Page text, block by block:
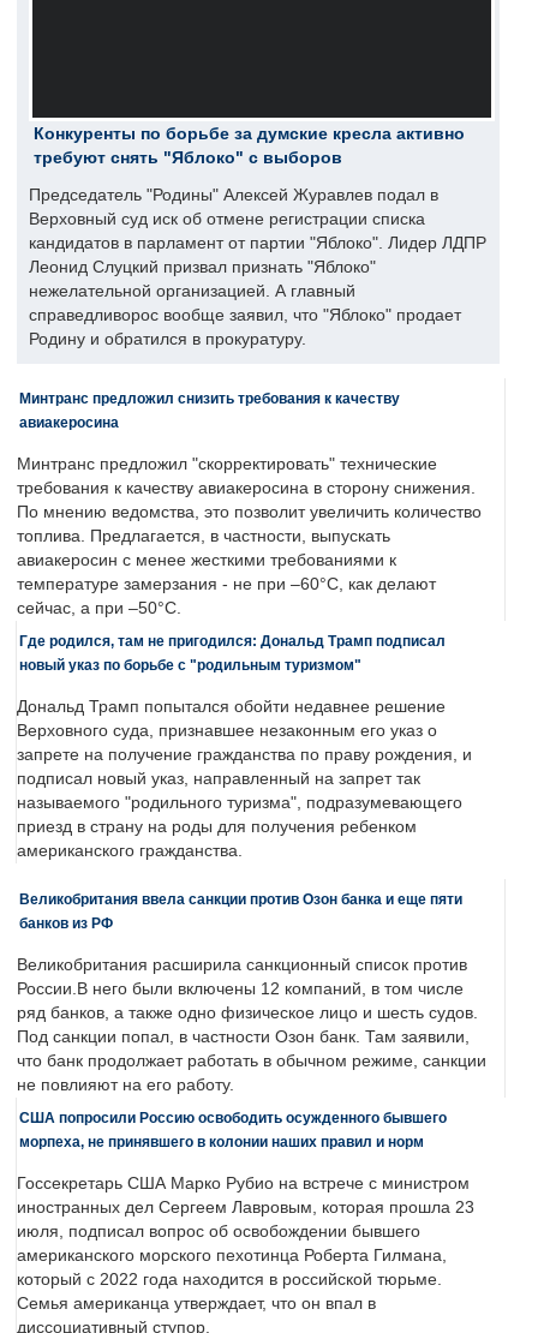
Конкуренты по борьбе за думские кресла активно
требуют снять "Яблоко" с выборов
Председатель "Родины" Алексей Журавлев подал в
Верховный суд иск об отмене регистрации списка
кандидатов в парламент от партии "Яблоко". Лидер ЛДПР
Леонид Слуцкий призвал признать "Яблоко"
нежелательной организацией. А главный
справедливорос вообще заявил, что "Яблоко" продает
Родину и обратился в прокуратуру.
Минтранс предложил снизить требования к качеству
авиакеросина
Минтранс предложил "скорректировать" технические
требования к качеству авиакеросина в сторону снижения.
По мнению ведомства, это позволит увеличить количество
топлива. Предлагается, в частности, выпускать
авиакеросин с менее жесткими требованиями к
температуре замерзания - не при –60°C, как делают
сейчас, а при –50°C.
Где родился, там не пригодился: Дональд Трамп подписал
новый указ по борьбе с "родильным туризмом"
Дональд Трамп попытался обойти недавнее решение
Верховного суда, признавшее незаконным его указ о
запрете на получение гражданства по праву рождения, и
подписал новый указ, направленный на запрет так
называемого "родильного туризма", подразумевающего
приезд в страну на роды для получения ребенком
американского гражданства.
Великобритания ввела санкции против Озон банка и еще пяти
банков из РФ
Великобритания расширила санкционный список против
России.В него были включены 12 компаний, в том числе
ряд банков, а также одно физическое лицо и шесть судов.
Под санкции попал, в частности Озон банк. Там заявили,
что банк продолжает работать в обычном режиме, санкции
не повлияют на его работу.
США попросили Россию освободить осужденного бывшего
морпеха, не принявшего в колонии наших правил и норм
Госсекретарь США Марко Рубио на встрече с министром
иностранных дел Сергеем Лавровым, которая прошла 23
июля, подписал вопрос об освобождении бывшего
американского морского пехотинца Роберта Гилмана,
который с 2022 года находится в российской тюрьме.
Семья американца утверждает, что он впал в
диссоциативный ступор.